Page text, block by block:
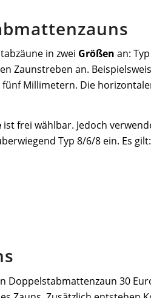
in zwei Größen an:
Zaunstreben an.
Millimetern. Die
ist frei wählbar. Jedoch
Typ 8/6/8 ein. Es
Doppelstabmattenzaun 30